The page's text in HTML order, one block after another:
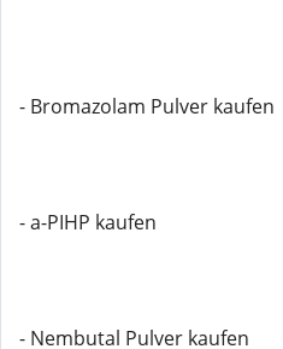
- Bromazolam Pulver kaufen
- a-PIHP kaufen
- Nembutal Pulver kaufen